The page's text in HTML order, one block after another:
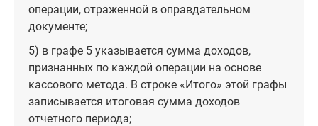
операции, отраженной в оправдательном
документе;
5) в графе 5 указывается сумма доходов,
признанных по каждой операции на основе
кассового метода. В строке «Итого» этой графы
записывается итоговая сумма доходов
отчетного периода;